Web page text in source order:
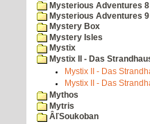
Mysterious Adventures
Mysterious Adventures
Mystery Box
Mystery Isles
Mystix
Mystix II - Das
Mystix II - Das
Mystix II - Das
Mythos
Mytris
ÂľSoukoban